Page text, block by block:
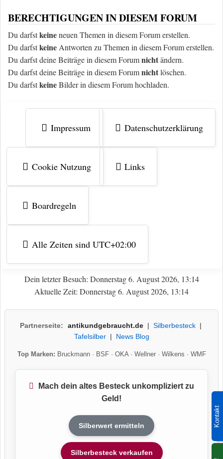
Kontakt
BERECHTIGUNGEN IN DIESEM FORUM
Du darfstkeineneuen Themen in diesem Forum erstellen.
Du darfstkeine Antworten zu Themen in diesem Forum erstellen.
Du darfst deine Beiträge in diesem Forumnichtändern.
Du darfst deine Beiträge in diesem Forumnichtlöschen.
Du darfstkeineBilder in diesem Forum hochladen.
Impressum Datenschutzerklärung
Cookie Nutzung Links
Boardregeln
Alle Zeiten sind UTC+02:00
Dein letzter Besuch: Donnerstag 6. August 2026, 13:14
Aktuelle Zeit: Donnerstag 6. August 2026, 13:14
Partnerseite: antikundgebraucht.de| Silberbesteck|
Tafelsilber| News Blog
Top Marken: Bruckmann· BSF· OKA· Wellner· Wilkens · WMF
Mach dein altes Besteck unkompliziert zu
Geld!
Silberwert ermitteln
Silberbesteck verkaufen